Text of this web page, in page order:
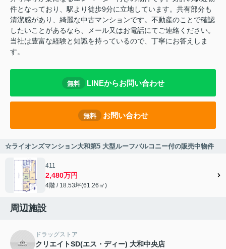
件となっており、駅より徒歩9分に立地しています。共有部分も
清潔感があり、綺麗な中古マンションです。不動産のことで確認
したいことがあるなら、メール又はお電話にてご連絡ください。
当社は豊富な経験と知識を持っているので、丁寧にお答えしま
す。
無料 LINEからお問い合わせ
無料 お問い合わせ
☆ライオンズマンション大和第5 大型ルーフバルコニー付の販売中物件
411
2,480万円
4階 / 18.53坪(61.26㎡)
周辺施設
ドラッグストア
クリエイトSD(エス・ディー) 大和中央店